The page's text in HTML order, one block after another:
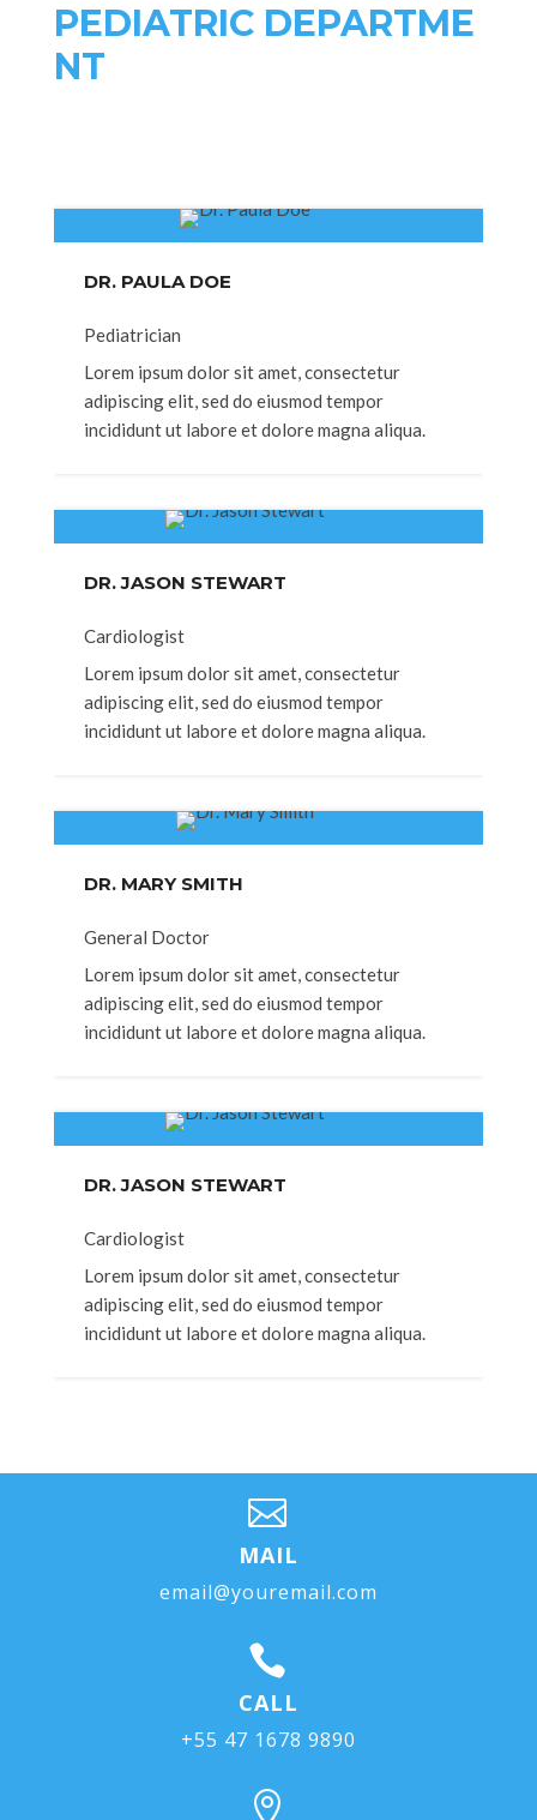
PEDIATRIC DEPARTME
NT
DR. PAULA DOE
Pediatrician
Lorem ipsum dolor sit amet, consectetur
adipiscing elit, sed do eiusmod tempor
incididunt ut labore et dolore magna aliqua.
DR. JASON STEWART
Cardiologist
Lorem ipsum dolor sit amet, consectetur
adipiscing elit, sed do eiusmod tempor
incididunt ut labore et dolore magna aliqua.
DR. MARY SMITH
General Doctor
Lorem ipsum dolor sit amet, consectetur
adipiscing elit, sed do eiusmod tempor
incididunt ut labore et dolore magna aliqua.
DR. JASON STEWART
Cardiologist
Lorem ipsum dolor sit amet, consectetur
adipiscing elit, sed do eiusmod tempor
incididunt ut labore et dolore magna aliqua.

MAIL
email@youremail.com

CALL
+55 47 1678 9890
